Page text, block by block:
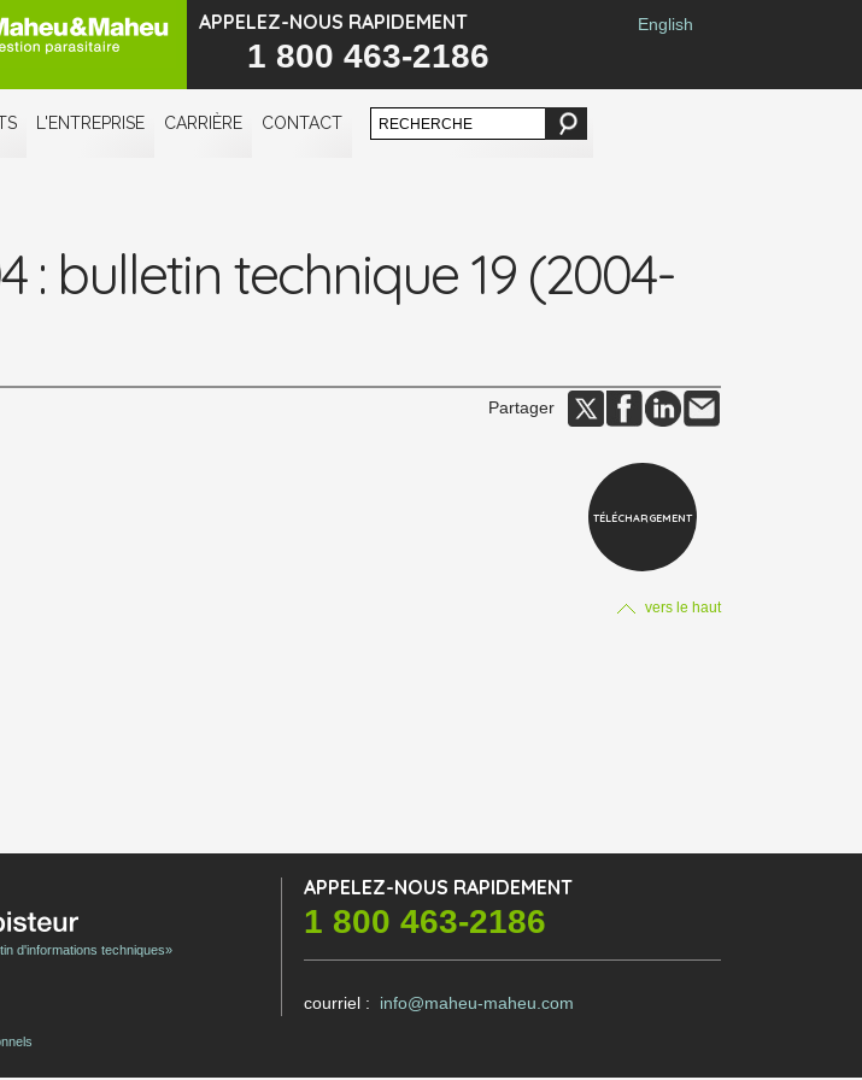
APPELEZ-NOUS RAPIDEMENT
1 800 463-2186
English
L'ENTREPRISE CARRIÈRE CONTACT
: bulletin technique 19 (2004-
Partager
vers le haut
TÉLÉCHARGEMENT
d'informations techniques»
APPELEZ-NOUS RAPIDEMENT
1 800 463-2186
courriel : info@maheu-maheu.com